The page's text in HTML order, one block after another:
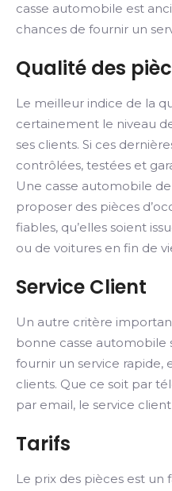
casse automobile est
chances de fournir un
Qualité des
Le meilleur indice de la
certainement le niveau
ses clients. Si ces
contrôlées, testées et
Une casse automobile
proposer des pièces
fiables, qu’elles soient
ou de voitures en fin de
Service Client
Un autre critère
bonne casse automobile
fournir un service rapide,
clients. Que ce soit par
par email, le service
Tarifs
Le prix des pièces est